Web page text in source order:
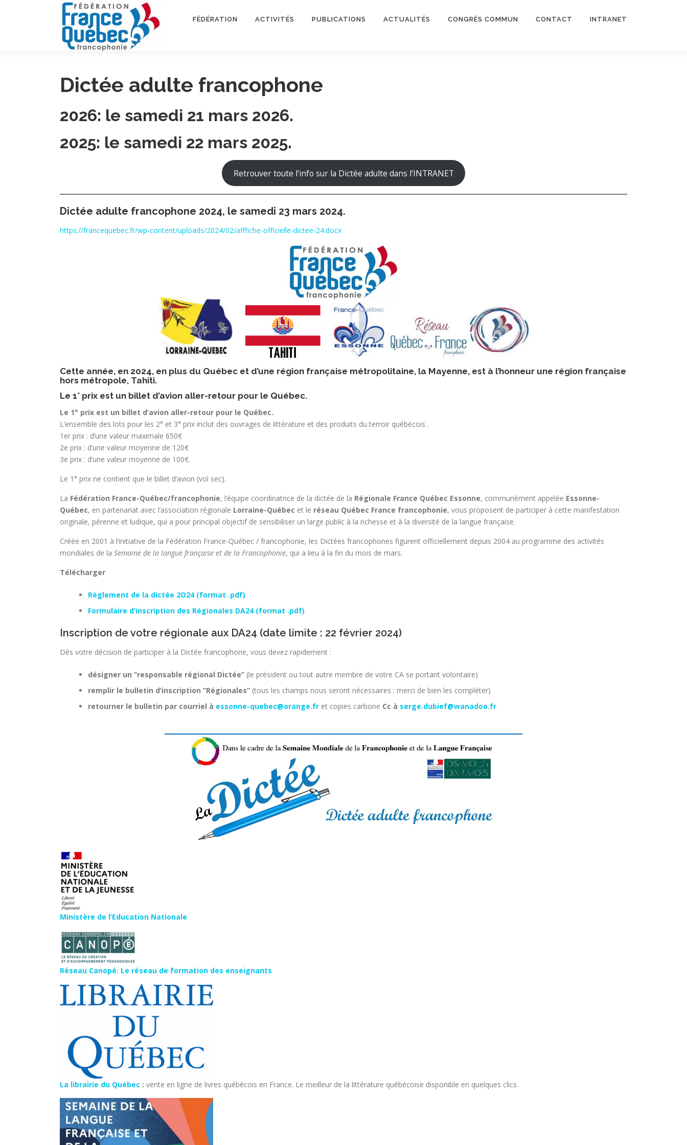
FÉDÉRATION ACTIVITÉS PUBLICATIONS ACTUALITÉS CONGRÈS COMMUN CONTACT INTRANET
Dictée adulte francophone
2026: le samedi 21 mars 2026.
2025: le samedi 22 mars 2025.
Retrouver toute l’info sur la Dictée adulte dans l’INTRANET
Dictée adulte francophone 2024, le samedi 23 mars 2024.
https://francequebec.fr/wp-content/uploads/2024/02/afffiche-officielle-dictee-24.docx
Cette année, en 2024, en plus du Québec et d’une région française métropolitaine, la Mayenne, est à l’honneur une région française
hors métropole, Tahiti.
Le 1° prix est un billet d’avion aller-retour pour le Québec.
Le 1° prix est un billet d’avion aller-retour pour le Québec.
L’ensemble des lots pour les 2° et 3° prix inclut des ouvrages de littérature et des produits du terroir québécois .
1er prix : d’une valeur maximale 650€
2e prix : d’une valeur moyenne de 120€
3e prix : d’une valeur moyenne de 100€.
Le 1° prix ne contient que le billet d’avion (vol sec).
La Fédération France-Québec/francophonie, l’équipe coordinatrice de la dictée de la Régionale France Québec Essonne, communément appelée Essonne-
Québec, en partenariat avec l’association régionale Lorraine-Québec et le réseau Québec France francophonie, vous proposent de participer à cette manifestation
originale, pérenne et ludique, qui a pour principal objectif de sensibiliser un large public à la richesse et à la diversité de la langue française.
Créée en 2001 à l’initiative de la Fédération France-Québec / francophonie, les Dictées francophones figurent officiellement depuis 2004 au programme des activités
mondiales de la Semaine de la langue française et de la Francophonie, qui a lieu à la fin du mois de mars.
Télécharger
Règlement de la dictée 2O24 (format .pdf)
Formulaire d’inscription des Régionales DA24 (format .pdf)
Inscription de votre régionale aux DA24 (date limite : 22 février 2024)
Dès votre décision de participer à la Dictée francophone, vous devez rapidement :
désigner un ’’responsable régional Dictée’’ (le président ou tout autre membre de votre CA se portant volontaire)
remplir le bulletin d’inscription ’’Régionales’’ (tous les champs nous seront nécessaires ; merci de bien les compléter)
retourner le bulletin par courriel à essonne-quebec@orange.fr et copies carbone Cc à serge.dubief@wanadoo.fr
Ministère de l’Education Nationale
Réseau Canopé: Le réseau de formation des enseignants
La librairie du Québec : vente en ligne de livres québécois en France. Le meilleur de la littérature québécoise disponible en quelques clics.